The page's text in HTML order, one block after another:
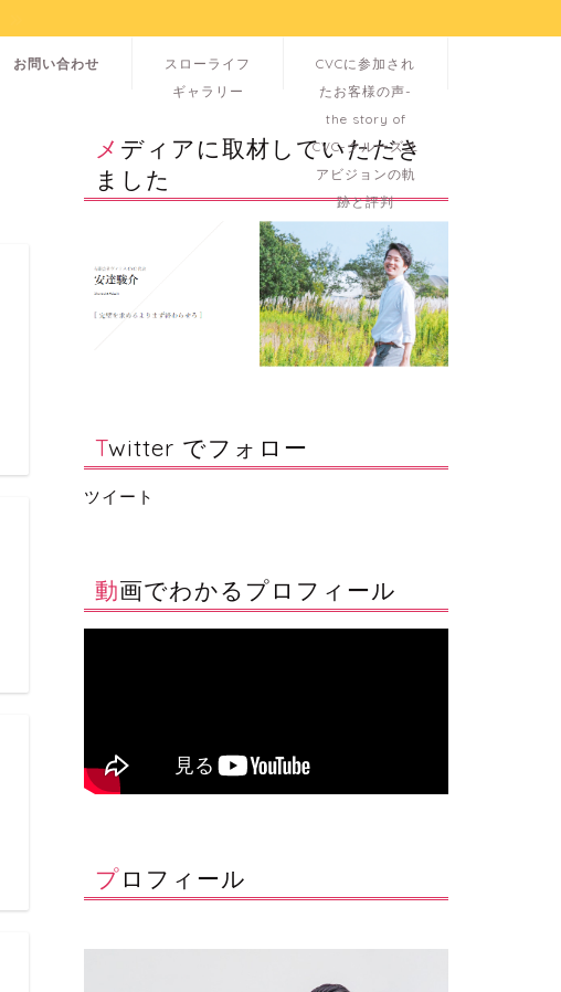
お問い合わせ
スローライフ
ギャラリー
CVCに参加され
たお客様の声-
the story of
CVC-クルーズユ
アビジョンの軌
跡と評判
メディアに取材していただき
ました
Twitter でフォロー
ツイート
動画でわかるプロフィール
プロフィール